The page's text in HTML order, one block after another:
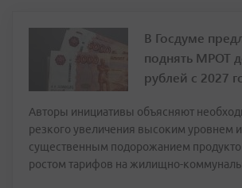
В Госдуме
поднять МРОТ
рублей с 2027
Авторы инициативы объясняют
резкого увеличения высоким уровнем
существенным подорожанием
ростом тарифов на жилищно-